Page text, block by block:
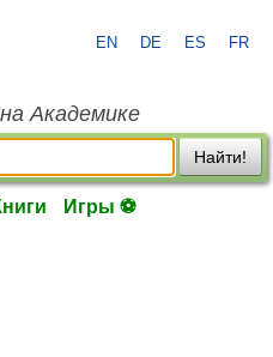
EN DE ES FR
Академике
Найти!
Игры ⚽